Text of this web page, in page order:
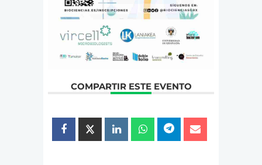
COMPARTIR ESTE EVENTO